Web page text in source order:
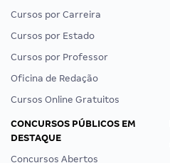
Cursos por Carreira
Cursos por Estado
Cursos por Professor
Oficina de Redação
Cursos Online Gratuitos
CONCURSOS PÚBLICOS EM
DESTAQUE
Concursos Abertos